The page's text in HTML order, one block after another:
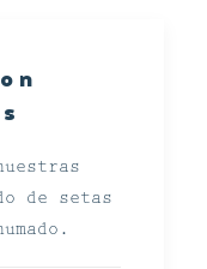
de setas